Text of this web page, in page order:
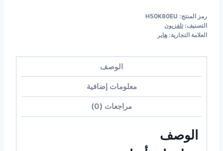
رمز المنتج: H50K80EU
التصنيف:تلفزيون
العلامة التجارية: هاير
الوصف
معلومات إضافية
مراجعات (0)
الوصف